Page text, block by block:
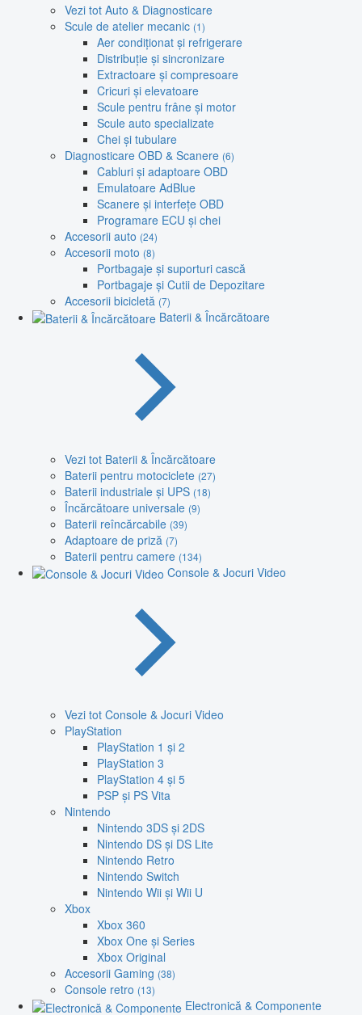
Vezi tot Auto & Diagnosticare
Scule de atelier mecanic (1)
Aer condiționat și refrigerare
Distribuție și sincronizare
Extractoare și compresoare
Cricuri și elevatoare
Scule pentru frâne și motor
Scule auto specializate
Chei și tubulare
Diagnosticare OBD & Scanere (6)
Cabluri și adaptoare OBD
Emulatoare AdBlue
Scanere și interfețe OBD
Programare ECU și chei
Accesorii auto (24)
Accesorii moto (8)
Portbagaje și suporturi cască
Portbagaje și Cutii de Depozitare
Accesorii bicicletă (7)
Baterii & Încărcătoare
Vezi tot Baterii & Încărcătoare
Baterii pentru motociclete (27)
Baterii industriale și UPS (18)
Încărcătoare universale (9)
Baterii reîncărcabile (39)
Adaptoare de priză (7)
Baterii pentru camere (134)
Console & Jocuri Video
Vezi tot Console & Jocuri Video
PlayStation
PlayStation 1 și 2
PlayStation 3
PlayStation 4 și 5
PSP și PS Vita
Nintendo
Nintendo 3DS și 2DS
Nintendo DS și DS Lite
Nintendo Retro
Nintendo Switch
Nintendo Wii și Wii U
Xbox
Xbox 360
Xbox One și Series
Xbox Original
Accesorii Gaming (38)
Console retro (13)
Electronică & Componente